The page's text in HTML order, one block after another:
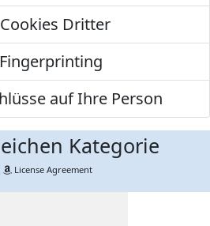
Dritter
auf Ihre Person
Kategorie
License Agreement